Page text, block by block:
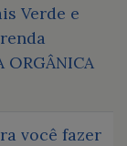
Verde e
ORGÂNICA
você fazer